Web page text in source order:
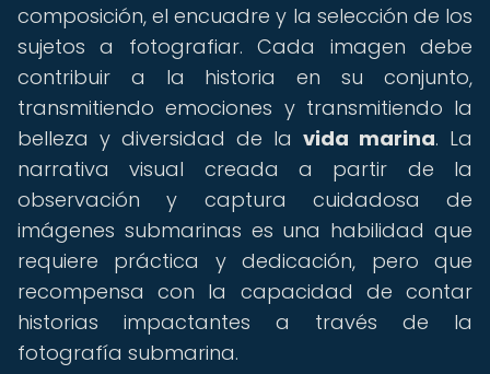
composición, el encuadre y la selección de los
sujetos a fotografiar. Cada imagen debe
contribuir a la historia en su conjunto,
transmitiendo emociones y transmitiendo la
belleza y diversidad de la vida marina. La
narrativa visual creada a partir de la
observación y captura cuidadosa de
imágenes submarinas es una habilidad que
requiere práctica y dedicación, pero que
recompensa con la capacidad de contar
historias impactantes a través de la
fotografía submarina.